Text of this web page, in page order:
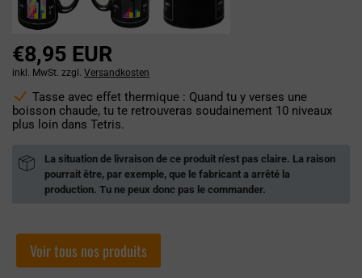
€8,95 EUR
inkl. MwSt. zzgl. Versandkosten
Tasse avec effet thermique : Quand tu y verses une
boisson chaude, tu te retrouveras soudainement 10 niveaux
plus loin dans Tetris.
La situation de livraison de ce produit n'est pas claire. La raison
pourrait être, par exemple, que le fabricant a arrêté la
production. Tu ne peux donc pas le commander.
Voir tous nos produits